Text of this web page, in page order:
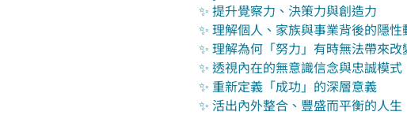
✨ 提升覺察力、決策力與創造力
✨ 理解個人、家族與事業背後的隱性
✨ 理解為何「努力」有時無法帶來改
✨ 透視內在的無意識信念與忠誠模式
✨ 重新定義「成功」的深層意義
✨ 活出內外整合、豐盛而平衡的人生